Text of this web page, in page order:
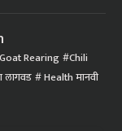
Goat Rearing Chili
Health मानवी